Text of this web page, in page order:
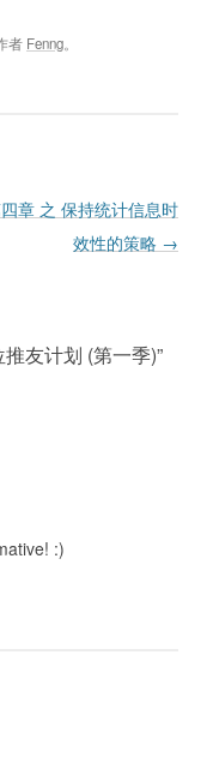
者 Fenng。
章 之 保持统计信息时
效性的策略 →
友计划 (第一季)”
:)